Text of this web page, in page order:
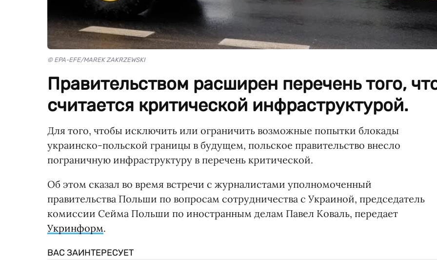
© EPA-EFE/MAREK ZAKRZEWSKI
Правительством расширен перечень того,
считается критической инфраструктурой.
Для того, чтобы исключить или ограничить возможные попытки блокады
украинско-польской границы в будущем, польское правительство внесло
пограничную инфраструктуру в перечень критической.
Об этом сказал во время встречи с журналистами уполномоченный
правительства Польши по вопросам сотрудничества с Украиной, председатель
комиссии Сейма Польши по иностранным делам Павел Коваль, передает
Укринформ.
ВАС ЗАИНТЕРЕСУЕТ